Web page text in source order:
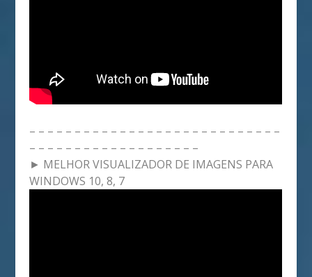
– – – – – – – – – – – – – – – – – – – – – – – – – – – –
– – – – – – – – – – – – – – – – – – –
► MELHOR VISUALIZADOR DE IMAGENS PARA
WINDOWS 10, 8, 7